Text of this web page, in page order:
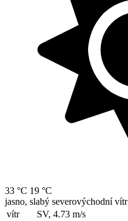
33 °C 19 °C
jasno, slabý severovýchodní vítr
vítr
SV, 4.73 m/s